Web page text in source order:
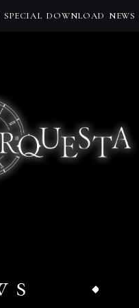
SPECIAL DOWNLOAD NEWS